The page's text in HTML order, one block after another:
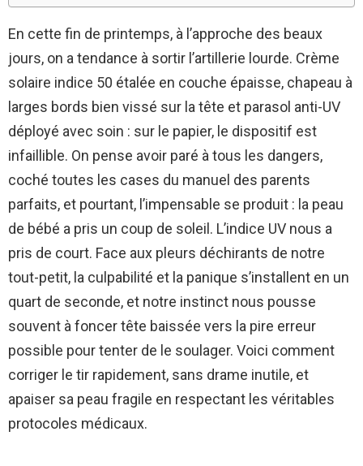
En cette fin de printemps, à l’approche des beaux
jours, on a tendance à sortir l’artillerie lourde. Crème
solaire indice 50 étalée en couche épaisse, chapeau à
larges bords bien vissé sur la tête et parasol anti-UV
déployé avec soin : sur le papier, le dispositif est
infaillible. On pense avoir paré à tous les dangers,
coché toutes les cases du manuel des parents
parfaits, et pourtant, l’impensable se produit : la peau
de bébé a pris un coup de soleil. L’indice UV nous a
pris de court. Face aux pleurs déchirants de notre
tout-petit, la culpabilité et la panique s’installent en un
quart de seconde, et notre instinct nous pousse
souvent à foncer tête baissée vers la pire erreur
possible pour tenter de le soulager. Voici comment
corriger le tir rapidement, sans drame inutile, et
apaiser sa peau fragile en respectant les véritables
protocoles médicaux.